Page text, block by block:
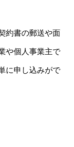
約書の郵送や面
や個人事業主で
に申し込みがで